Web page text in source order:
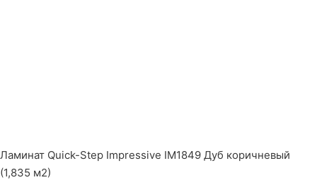
Ламинат Quick-Step Impressive IM1849 Дуб коричневый
(1,835 м2)